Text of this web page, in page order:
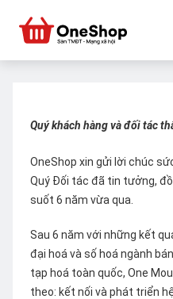
Quý khách hàng và đối tác
OneShop xin gửi lời chúc
Quý Đối tác đã tin tưởng,
suốt 6 năm vừa qua.
Sau 6 năm với những kết
đại hoá và số hoá ngành
tạp hoá toàn quốc, One
theo: kết nối và phát triển